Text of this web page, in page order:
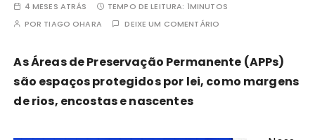
4 MESES ATRÁS TEMPO DE LEITURA: 1MINUTOS
POR TIAGO OHARA DEIXE UM COMENTÁRIO
As Áreas de Preservação Permanente (APPs)
são espaços protegidos por lei, como margens
de rios, encostas e nascentes